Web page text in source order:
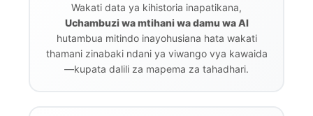
Wakati data ya kihistoria inapatikana,
Uchambuzi wa mtihani wa damu wa AI
hutambua mitindo inayohusiana hata wakati
thamani zinabaki ndani ya viwango vya kawaida
—kupata dalili za mapema za tahadhari.